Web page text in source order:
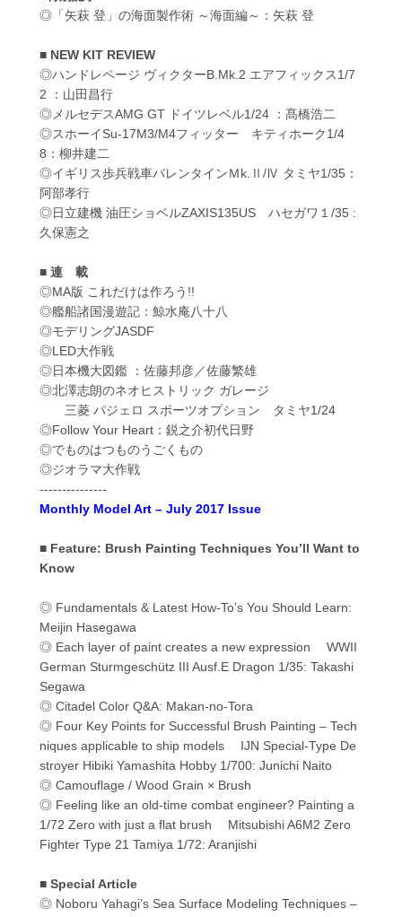
◎「矢萩 登」の海面製作術 ～海面編～：矢萩 登
■ NEW KIT REVIEW
◎ハンドレページ ヴィクターB.Mk.2 エアフィックス1/7
2 ：山田昌行
◎メルセデスAMG GT ドイツレベル1/24 ：髙橋浩二
◎スホーイSu-17M3/M4フィッター キティホーク1/4
8：柳井建二
◎イギリス歩兵戦車バレンタインＭk.Ⅱ/Ⅳ タミヤ1/35：
阿部孝行
◎日立建機 油圧ショベルZAXIS135US ハセガワ１/35 :
久保憲之
■ 連 載
◎MA版 これだけは作ろう!!
◎艦船諸国漫遊記：鯨水庵八十八
◎モデリングJASDF
◎LED大作戦
◎日本機大図鑑 ：佐藤邦彦／佐藤繁雄
◎北澤志朗のネオヒストリック ガレージ
三菱 パジェロ スポーツオプション タミヤ1/24
◎Follow Your Heart：鋭之介初代日野
◎でものはつものうごくもの
◎ジオラマ大作戦
---------------
Monthly Model Art – July 2017 Issue
■ Feature: Brush Painting Techniques You’ll Want to
Know
◎ Fundamentals & Latest How-To’s You Should Learn:
Meijin Hasegawa
◎ Each layer of paint creates a new expression WWII
German Sturmgeschütz III Ausf.E Dragon 1/35: Takashi
Segawa
◎ Citadel Color Q&A: Makan-no-Tora
◎ Four Key Points for Successful Brush Painting – Tech
niques applicable to ship models IJN Special-Type De
stroyer Hibiki Yamashita Hobby 1/700: Junichi Naito
◎ Camouflage / Wood Grain × Brush
◎ Feeling like an old-time combat engineer? Painting a
1/72 Zero with just a flat brush Mitsubishi A6M2 Zero
Fighter Type 21 Tamiya 1/72: Aranjishi
■ Special Article
◎ Noboru Yahagi’s Sea Surface Modeling Techniques –